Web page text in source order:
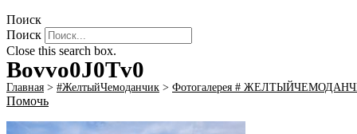
Поиск
Поиск
Close this search box.
Bovvo0J0Tv0
Главная > #ЖелтыйЧемоданчик > Фотогалерея #
Помочь